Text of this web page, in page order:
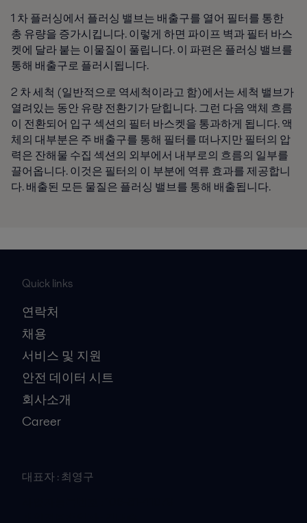
1 차 플러싱에서 플러싱 밸브는 배출구를 열어 필터를 통한
총 유량을 증가시킵니다. 이렇게 하면 파이프 벽과 필터 바스
켓에 달라 붙는 이물질이 풀립니다. 이 파편은 플러싱 밸브를
통해 배출구로 플러시됩니다.
2 차 세척 (일반적으로 역세척이라고 함)에서는 세척 밸브가
열려있는 동안 유량 전환기가 닫힙니다. 그런 다음 액체 흐름
이 전환되어 입구 섹션의 필터 바스켓을 통과하게 됩니다. 액
체의 대부분은 주 배출구를 통해 필터를 떠나지만 필터의 압
력은 잔해물 수집 섹션의 외부에서 내부로의 흐름의 일부를
끌어옵니다. 이것은 필터의 이 부분에 역류 효과를 제공합니
다. 배출된 모든 물질은 플러싱 밸브를 통해 배출됩니다.
Quick links
연락처
채용
서비스 및 지원
안전 데이터 시트
회사소개
Career
대표자 : 최영구